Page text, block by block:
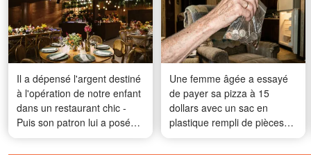
Il a dépensé l'argent destiné
à l'opération de notre enfant
dans un restaurant chic -
Puis son patron lui a posé
une question
Une femme âgée a essayé
de payer sa pizza à 15
dollars avec un sac en
plastique rempli de pièces
de monnaie – J'ai donc pris
une décision que je ne peux